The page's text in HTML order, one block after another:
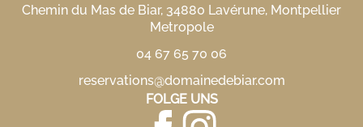
Chemin du Mas de Biar, 34880 Lavérune, Montpellier
Metropole
04 67 65 70 06
reservations@domainedebiar.com
FOLGE UNS